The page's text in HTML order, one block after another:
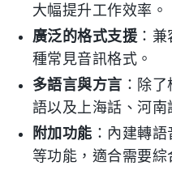
大幅提升工作效率。
廣泛的格式支援 ：
種常見音訊格式。
多語言與方言 ：除
語以及上海話、河南
附加功能 ：內建轉
等功能，適合需要綜